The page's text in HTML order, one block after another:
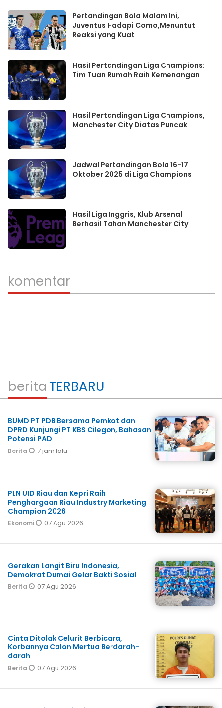
Pertandingan Bola Malam Ini,
Juventus Hadapi Como,Menuntut
Reaksi yang Kuat
Hasil Pertandingan Liga Champions:
Tim Tuan Rumah Raih Kemenangan
Hasil Pertandingan Liga Champions,
Manchester City Diatas Puncak
Jadwal Pertandingan Bola 16-17
Oktober 2025 di Liga Champions
Hasil Liga Inggris, Klub Arsenal
Berhasil Tahan Manchester City
komentar
beritaTERBARU
BUMD PT PDB Bersama Pemkot dan
DPRD Kunjungi PT KBS Cilegon, Bahasan
Potensi PAD
Berita 7 jam lalu
PLN UID Riau dan Kepri Raih
Penghargaan Riau Industry Marketing
Champion 2026
Ekonomi 07 Agu 2026
Gerakan Langit Biru Indonesia,
Demokrat Dumai Gelar Bakti Sosial
Berita 07 Agu 2026
Cinta Ditolak Celurit Berbicara,
Korbannya Calon Mertua Berdarah-
darah
Berita 07 Agu 2026